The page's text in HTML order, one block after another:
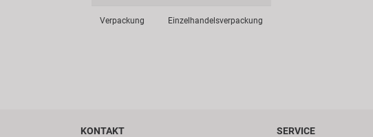
Verpackung Einzelhandelsverpackung
KONTAKT SERVICE